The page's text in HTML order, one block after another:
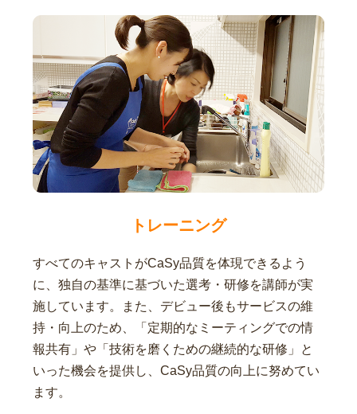
トレーニング
すべてのキャストがCaSy品質を体現できるよう
に、独自の基準に基づいた選考・研修を講師が実
施しています。また、デビュー後もサービスの維
持・向上のため、「定期的なミーティングでの情
報共有」や「技術を磨くための継続的な研修」と
いった機会を提供し、CaSy品質の向上に努めてい
ます。